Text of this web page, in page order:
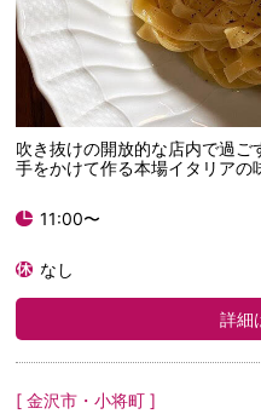
吹き抜けの開放的な店内で過
手をかけて作る本場イタリアの
11:00〜
なし
詳細
[ 金沢市・小将町 ]